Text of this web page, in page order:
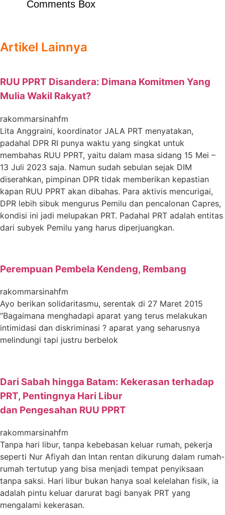
Comments Box
Artikel Lainnya
RUU PPRT Disandera: Dimana Komitmen Yang
Mulia Wakil Rakyat?
rakommarsinahfm
Lita Anggraini, koordinator JALA PRT menyatakan,
padahal DPR RI punya waktu yang singkat untuk
membahas RUU PPRT, yaitu dalam masa sidang 15 Mei –
13 Juli 2023 saja. Namun sudah sebulan sejak DIM
diserahkan, pimpinan DPR tidak memberikan kepastian
kapan RUU PPRT akan dibahas. Para aktivis mencurigai,
DPR lebih sibuk mengurus Pemilu dan pencalonan Capres,
kondisi ini jadi melupakan PRT. Padahal PRT adalah entitas
dari subyek Pemilu yang harus diperjuangkan.
Perempuan Pembela Kendeng, Rembang
rakommarsinahfm
Ayo berikan solidaritasmu, serentak di 27 Maret 2015
“Bagaimana menghadapi aparat yang terus melakukan
intimidasi dan diskriminasi ? aparat yang seharusnya
melindungi tapi justru berbelok
Dari Sabah hingga Batam: Kekerasan terhadap
PRT, Pentingnya Hari Libur
dan Pengesahan RUU PPRT
rakommarsinahfm
Tanpa hari libur, tanpa kebebasan keluar rumah, pekerja
seperti Nur Afiyah dan Intan rentan dikurung dalam rumah-
rumah tertutup yang bisa menjadi tempat penyiksaan
tanpa saksi. Hari libur bukan hanya soal kelelahan fisik, ia
adalah pintu keluar darurat bagi banyak PRT yang
mengalami kekerasan.